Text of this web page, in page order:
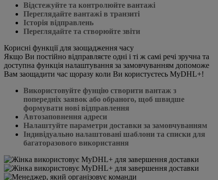
Відстежуйте та контролюйте вантажі
Переглядайте вантажі в транзиті
Історія відправлень
Переглядайте та створюйте звіти
Корисні функції для заощадження часу
Якщо Ви постійно відправляєте одні і ті ж самі речі зручна та
доступна функція налаштування за замовчуванням допоможе
Вам заощадити час щоразу коли Ви користуєтесь MyDHL+!
Використовуйте фунцію створити вантаж з
попередніх заявок або обраного, щоб швидше
формувати нові відправлення
Автозаповнення адреси
Налаштуйте параметри доставки за замовчуванням
Індивідуально налаштовані шаблони та списки для
багаторазового використання